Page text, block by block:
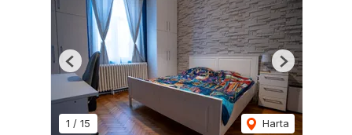
1 / 15 Harta
Previous Next